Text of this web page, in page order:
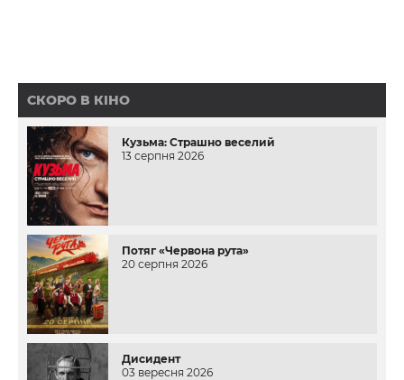
СКОРО В КІНО
Кузьма: Страшно веселий
13 серпня 2026
Потяг «Червона рута»
20 серпня 2026
Дисидент
03 вересня 2026